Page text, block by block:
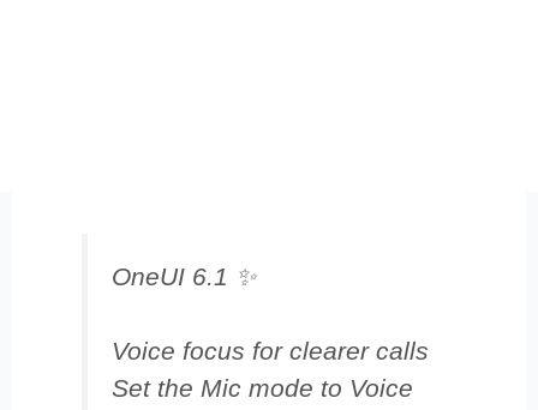
OneUI 6.1 ✨️
Voice focus for clearer calls
Set the Mic mode to Voice